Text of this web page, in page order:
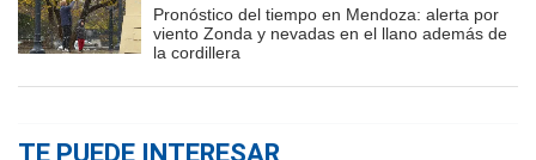
Pronóstico del tiempo en Mendoza: alerta por
viento Zonda y nevadas en el llano además de
la cordillera
TE PUEDE INTERESAR